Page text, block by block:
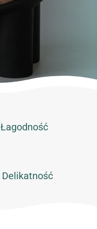
Łagodność
Delikatność